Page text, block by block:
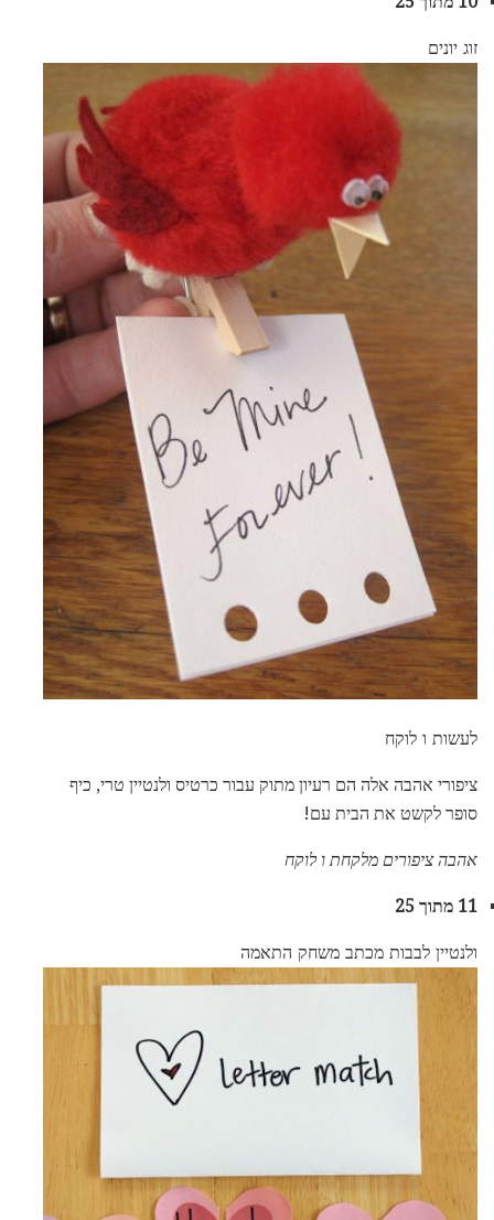
זוג יונים
לעשות ו לוקח
ציפורי אהבה אלה הם רעיון מתוק עבור כרטיס ולנטיין טרי, כיף
סופר לקשט את הבית עם!
אהבה ציפורים מלקחת ו לוקח
11 מתוך 25
ולנטיין לבבות מכתב משחק התאמה